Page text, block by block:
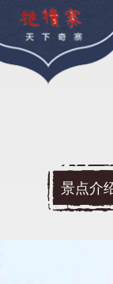
景点介